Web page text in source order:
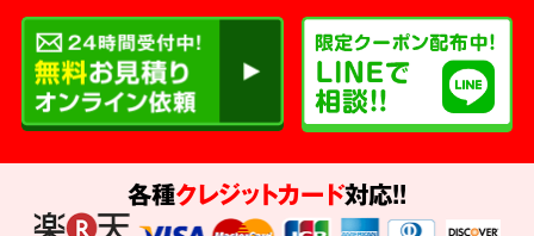
各種クレジットカード対応!!